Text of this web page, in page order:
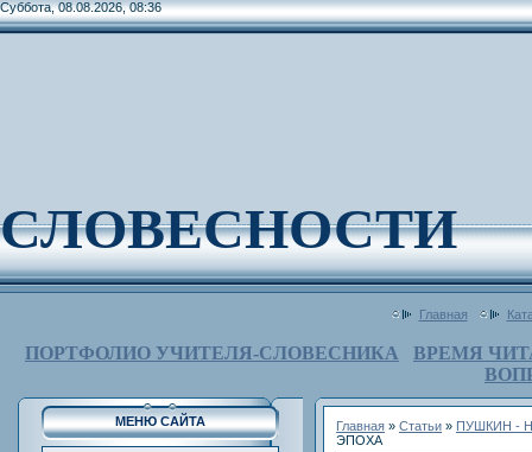
Суббота, 08.08.2026, 08:36
СЛОВЕСНОСТИ
Главная
ПОРТФОЛИО УЧИТЕЛЯ-СЛОВЕСНИКА
ВРЕМЯ
МЕНЮ САЙТА Главная » Статьи » ПУШКИН -
ЭПОХА